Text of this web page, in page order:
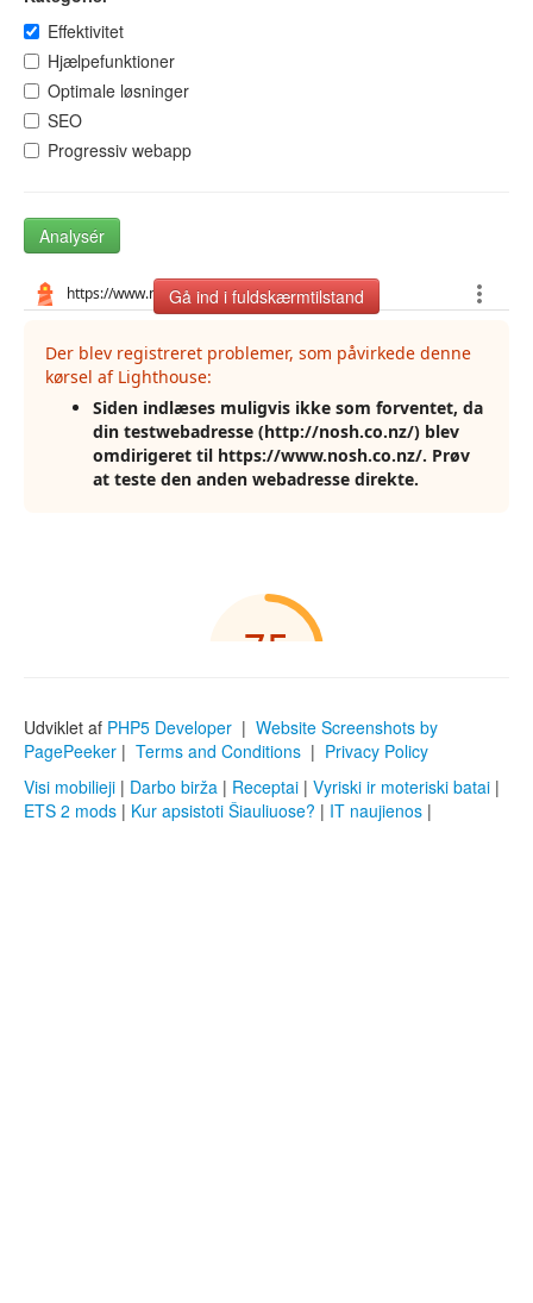
Effektivitet
Hjælpefunktioner
Optimale løsninger
SEO
Progressiv webapp
Analysér
Gå ind i fuldskærmtilstand
Udviklet af PHP5 Developer | Website Screenshots by
PagePeeker | Terms and Conditions | Privacy Policy
Visi mobilieji | Darbo birža | Receptai | Vyriski ir moteriski batai |
ETS 2 mods | Kur apsistoti Šiauliuose? | IT naujienos |